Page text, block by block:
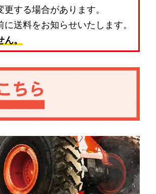
する場合があります。
送料をお知らせいたします。
。